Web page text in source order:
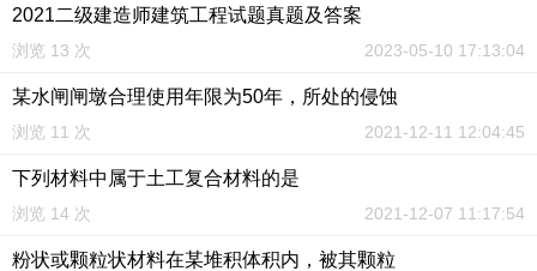
2021二级建造师建筑工程试题真题及答案
浏览 13 次 2023-05-10 17:13:04
某水闸闸墩合理使用年限为50年，所处的侵蚀
浏览 11 次 2021-12-11 12:04:45
下列材料中属于土工复合材料的是
浏览 14 次 2021-12-07 11:17:54
粉状或颗粒状材料在某堆积体积内，被其颗粒